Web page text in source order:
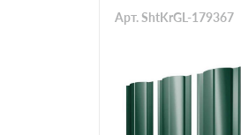
Арт. ShtKrGL-179367